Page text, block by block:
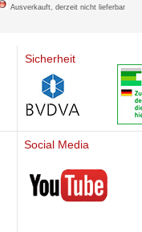
Ausverkauft, derzeit nicht lieferbar
Sicherheit
Social Media
Mediherz